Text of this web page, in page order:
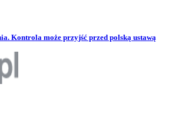
Kontrola może przyjść przed polską ustawą